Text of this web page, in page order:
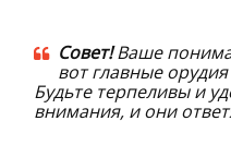
Совет!Ваше
вот главные
Будьте терпеливы и
внимания, и они